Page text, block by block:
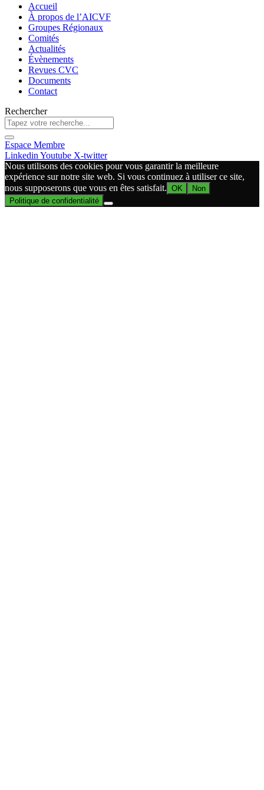
Accueil
À propos de l’AICVF
Groupes Régionaux
Comités
Actualités
Évènements
Revues CVC
Documents
Contact
Rechercher
Espace Membre
Linkedin Youtube X-twitter
Nous utilisons des cookies pour vous garantir la meilleure
expérience sur notre site web. Si vous continuez à utiliser ce site,
nous supposerons que vous en êtes satisfait. OK
Non
Politique de confidentialité